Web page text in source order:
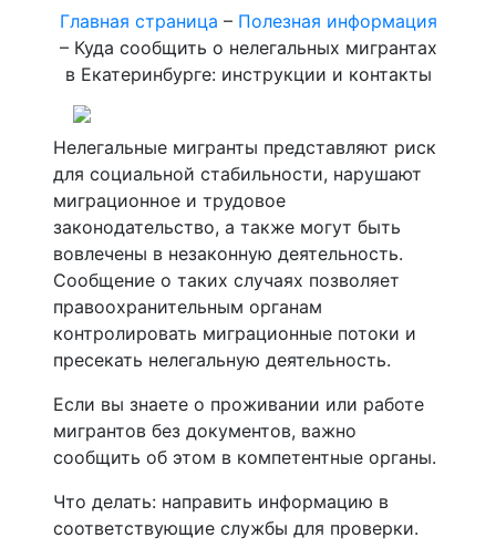
Главная страница – Полезная информация
– Куда сообщить о нелегальных мигрантах
в Екатеринбурге: инструкции и контакты
Нелегальные мигранты представляют риск
для социальной стабильности, нарушают
миграционное и трудовое
законодательство, а также могут быть
вовлечены в незаконную деятельность.
Сообщение о таких случаях позволяет
правоохранительным органам
контролировать миграционные потоки и
пресекать нелегальную деятельность.
Если вы знаете о проживании или работе
мигрантов без документов, важно
сообщить об этом в компетентные органы.
Что делать: направить информацию в
соответствующие службы для проверки.